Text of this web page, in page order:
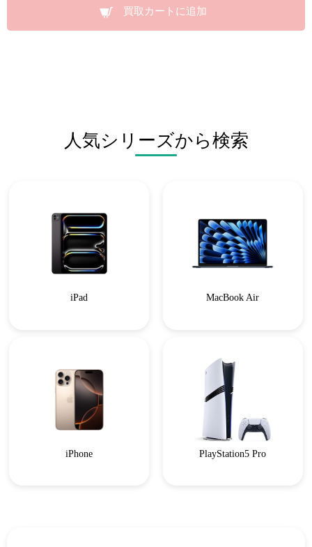
買取カートに追加
人気シリーズから検索
iPad MacBook Air
iPhone PlayStation5 Pro